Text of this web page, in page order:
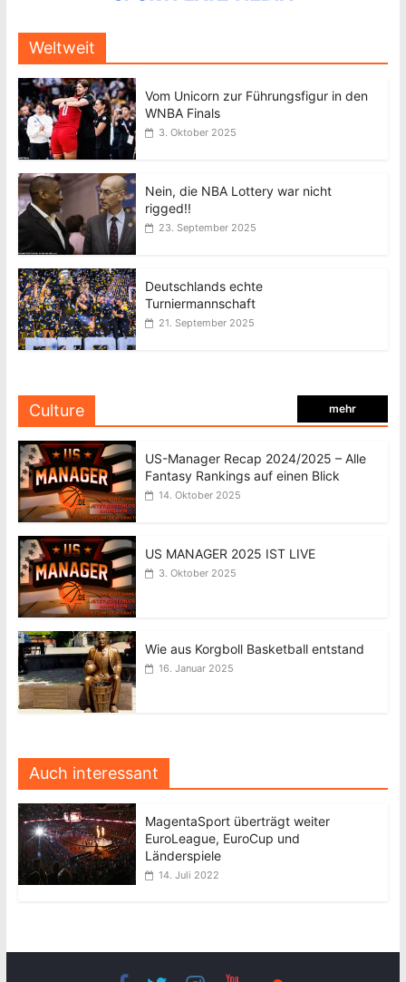
Weltweit
Vom Unicorn zur Führungsfigur in den
WNBA Finals
3. Oktober 2025
Nein, die NBA Lottery war nicht
rigged!!
23. September 2025
Deutschlands echte
Turniermannschaft
21. September 2025
Culture mehr
US-Manager Recap 2024/2025 – Alle
Fantasy Rankings auf einen Blick
14. Oktober 2025
US MANAGER 2025 IST LIVE
3. Oktober 2025
Wie aus Korgboll Basketball entstand
16. Januar 2025
Auch interessant
MagentaSport überträgt weiter
EuroLeague, EuroCup und
Länderspiele
14. Juli 2022